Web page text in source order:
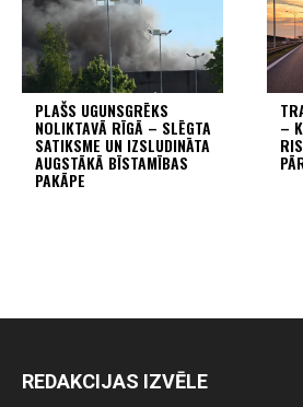
PLAŠS UGUNSGRĒKS
NOLIKTAVĀ RĪGĀ – SLĒGTA
SATIKSME UN IZSLUDINĀTA
AUGSTĀKĀ BĪSTAMĪBAS
PAKĀPE
–
REDAKCIJAS IZVĒLE